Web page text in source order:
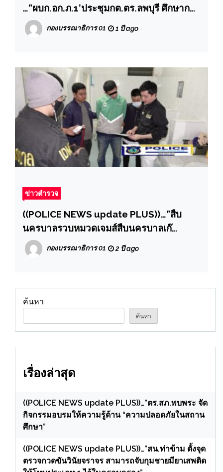
…”ผบก.อก.ภ.1’ประชุมกต.ตร.ลพบุรี ศึกษาการ
จัดสวัสดิการเป็นโมเดลต้นแบบพร้อมเข้าเยี่ยม
ชมตัวอย่างการจัดสวัสดิการให้กับข้าราชการ
กองบรรณาธิการ 01 1 ปี ago
ข่าวตำรวจ
((POLICE NEWS update PLUS))…”สืบ
นครบาลรวบหมวดเจมส์สืบนครบาลเก๊
กรรโชกทรัพย์ พร้อมอาวุธปืน 9 มม. ลูกปืน 12
นัด สืบนครบาลเก๊ เหลนเจ้าพระยา” แสบ ก่อ
กองบรรณาธิการ 01 2 ปี ago
ค้นหา
ค้นหา
เรื่องล่าสุด
((POLICE NEWS update PLUS))…”ตร.สภ.พบพระ จัด
กิจกรรมอบรมให้ความรู้ด้าน “ความปลอดภัยในสถาน
ศึกษา”
((POLICE NEWS update PLUS))…”สน.ท่าข้าม ตั้งจุด
ตรวจกวดขันวินัยจราจร สามารถจับกุมชายมียาเสพติด